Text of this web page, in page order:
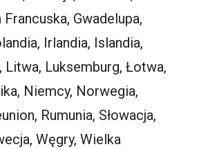
Francuska, Gwadelupa,
Irlandia, Islandia,
Litwa, Luksemburg, Łotwa,
Niemcy, Norwegia,
Rumunia, Słowacja,
Węgry, Wielka